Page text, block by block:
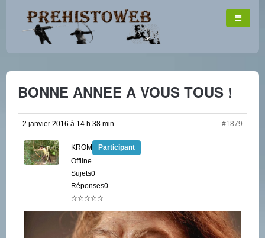
BONNE ANNEE A VOUS TOUS !
2 janvier 2016 à 14 h 38 min #1879
KROM
Participant
Offline
Sujets0
Réponses0
☆☆☆☆☆